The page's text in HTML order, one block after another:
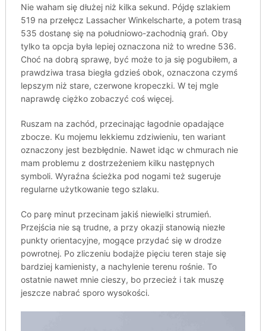
Nie waham się dłużej niż kilka sekund. Pójdę szlakiem
519 na przełęcz Lassacher Winkelscharte, a potem trasą
535 dostanę się na południowo-zachodnią grań. Oby
tylko ta opcja była lepiej oznaczona niż to wredne 536.
Choć na dobrą sprawę, być może to ja się pogubiłem, a
prawdziwa trasa biegła gdzieś obok, oznaczona czymś
lepszym niż stare, czerwone kropeczki. W tej mgle
naprawdę ciężko zobaczyć coś więcej.
Ruszam na zachód, przecinając łagodnie opadające
zbocze. Ku mojemu lekkiemu zdziwieniu, ten wariant
oznaczony jest bezbłędnie. Nawet idąc w chmurach nie
mam problemu z dostrzeżeniem kilku następnych
symboli. Wyraźna ścieżka pod nogami też sugeruje
regularne użytkowanie tego szlaku.
Co parę minut przecinam jakiś niewielki strumień.
Przejścia nie są trudne, a przy okazji stanowią niezłe
punkty orientacyjne, mogące przydać się w drodze
powrotnej. Po zliczeniu bodajże pięciu teren staje się
bardziej kamienisty, a nachylenie terenu rośnie. To
ostatnie nawet mnie cieszy, bo przecież i tak muszę
jeszcze nabrać sporo wysokości.